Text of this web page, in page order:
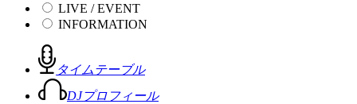
LIVE / EVENT
INFORMATION
タイムテーブル
DJプロフィール